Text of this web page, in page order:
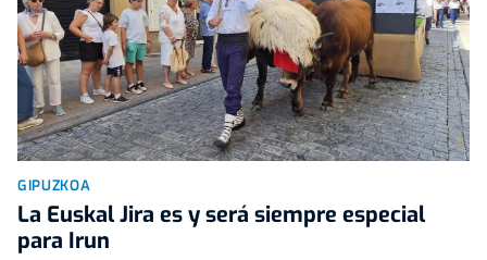
GIPUZKOA
La Euskal Jira es y será siempre especial
para Irun